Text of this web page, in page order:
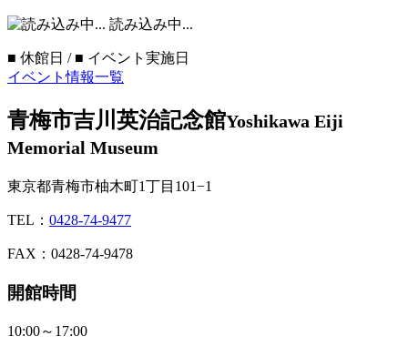
読み込み中...
■ 休館日 / ■ イベント実施日
イベント情報一覧
青梅市吉川英治記念館Yoshikawa Eiji
Memorial Museum
東京都青梅市柚木町1丁目101−1
TEL： 0428-74-9477
FAX：0428-74-9478
開館時間
10:00～17:00